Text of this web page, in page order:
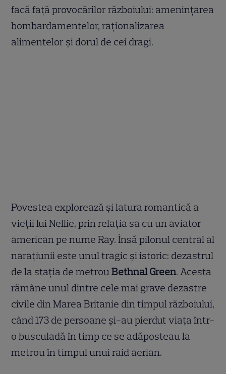
facă față provocărilor războiului: amenințarea
bombardamentelor, raționalizarea
alimentelor și dorul de cei dragi.
Povestea explorează și latura romantică a
vieții lui Nellie, prin relația sa cu un aviator
american pe nume Ray. Însă pilonul central al
narațiunii este unul tragic și istoric: dezastrul
de la stația de metrouBethnal Green. Acesta
rămâne unul dintre cele mai grave dezastre
civile din Marea Britanie din timpul războiului,
când 173 de persoane și-au pierdut viața într-
o busculadă în timp ce se adăposteau la
metrou în timpul unui raid aerian.